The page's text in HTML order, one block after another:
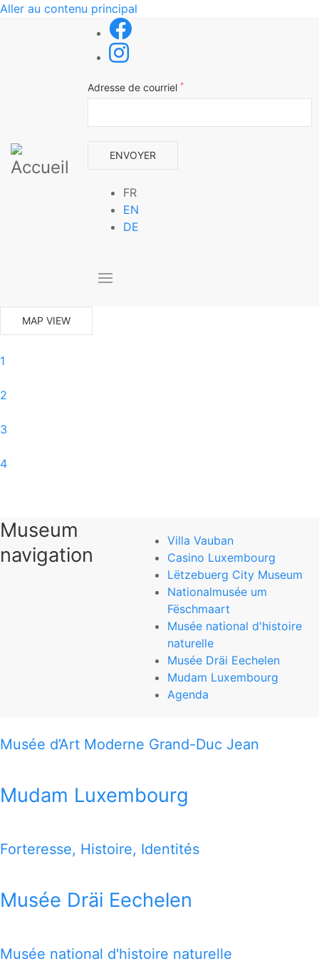
Aller au contenu principal
Adresse de courriel *
FR
EN
DE
MAP VIEW
1
2
3
4
6
0
Musée d’Art Moderne Grand-Duc Jean
Mudam Luxembourg
T (+352) 45 37 85-1
Museum
navigation
Villa Vauban
Casino Luxembourg
Lëtzebuerg City Museum
Nationalmusée um
Fëschmaart
Musée national d'histoire
naturelle
Musée Dräi Eechelen
Mudam Luxembourg
Agenda
Musée d’Art Moderne Grand-Duc Jean
Mudam Luxembourg
Forteresse, Histoire, Identités
Musée Dräi Eechelen
Musée national d'histoire naturelle